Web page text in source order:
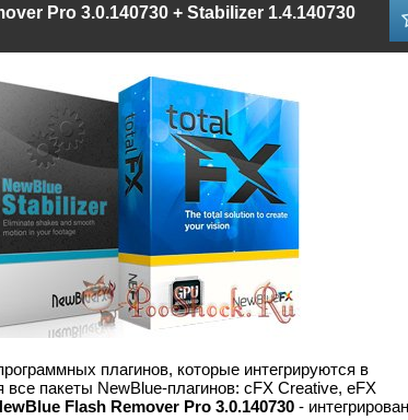
Pro 3.0.140730 + Stabilizer 1.4.140730
плагинов, которые интегрируются в
пакеты NewBlue-плагинов: cFX Creative, eFX
Flash Remover Pro 3.0.140730 -